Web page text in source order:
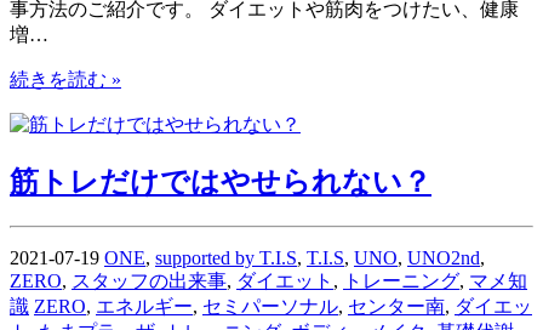
事方法のご紹介です。 ダイエットや筋肉をつけたい、健康
増…
続きを読む »
筋トレだけではやせられない？
2021-07-19 ONE, supported by T.I.S, T.I.S, UNO, UNO2nd,
ZERO, スタッフの出来事, ダイエット , トレーニング, マメ知
識 ZERO, エネルギー, セミパーソナル, センター南, ダイエッ